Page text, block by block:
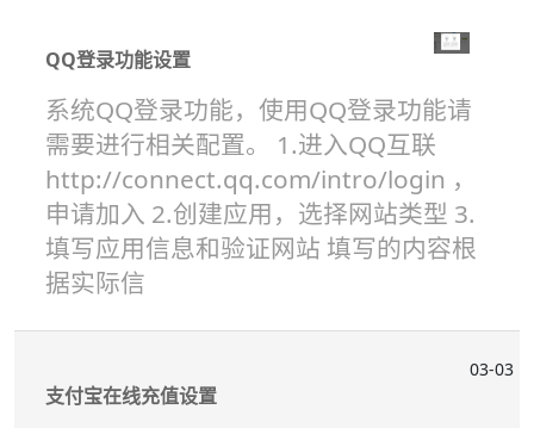
QQ登录功能设置
系统QQ登录功能，使用QQ登录功能请
需要进行相关配置。 1.进入QQ互联
http://connect.qq.com/intro/login ，
申请加入 2.创建应用，选择网站类型 3.
填写应用信息和验证网站 填写的内容根
据实际信
支付宝在线充值设置
03-03